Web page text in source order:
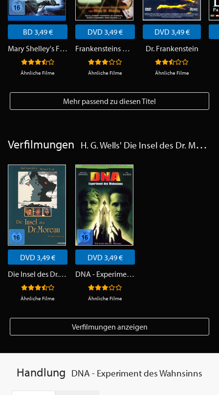
BD 3,49 €
Mary Shelley's Frankenstein
Ähnliche Filme
DVD 3,49 €
Frankensteins Monster
Ähnliche Filme
DVD 3,49 €
Dr. Frankenstein
Ähnliche Filme
Mehr passend zu diesen Titel
Verfilmungen H. G. Wells' Die Insel des Dr. Moreau / DNA - Experiment des Wahnsinns
DVD 3,49 €
Die Insel des Dr. Moreau
Ähnliche Filme
DVD 3,49 €
DNA - Experiment des Wahnsinns
Ähnliche Filme
Verfilmungen anzeigen
Handlung DNA - Experiment des Wahnsinns